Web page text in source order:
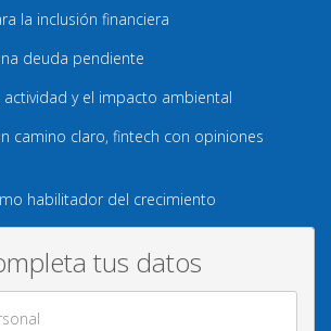
la inclusión financiera
deuda pendiente
y el impacto ambiental
camino claro, fintech con opiniones
habilitador del crecimiento
tus datos